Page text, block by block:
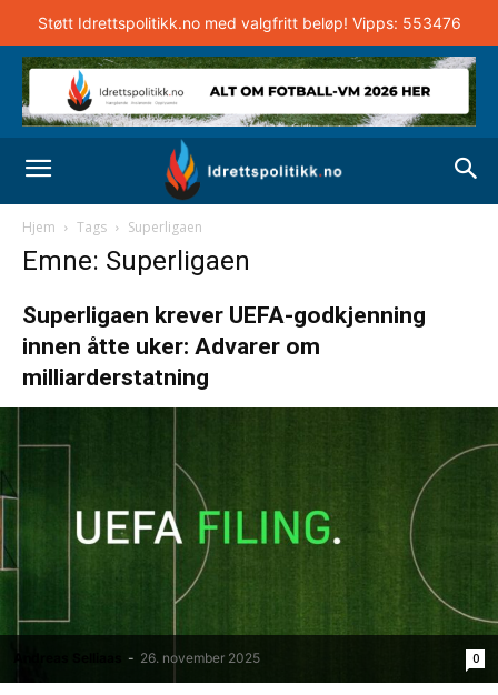
Støtt Idrettspolitikk.no med valgfritt beløp! Vipps: 553476
Hjem Tags Superligaen
Emne: Superligaen
Superligaen krever UEFA-godkjenning
innen åtte uker: Advarer om
milliarderstatning
Andreas Selliaas - 26. november 2025 0